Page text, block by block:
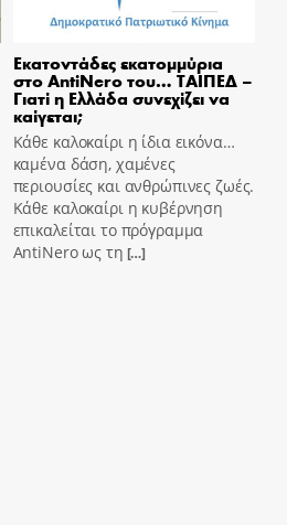
Εκατοντάδες εκατομμύρια
στο AntiNero του… ΤΑΙΠΕΔ –
Γιατί η Ελλάδα συνεχίζει να
καίγεται;
Κάθε καλοκαίρι η ίδια εικόνα…
καμένα δάση, χαμένες
περιουσίες και ανθρώπινες ζωές.
Κάθε καλοκαίρι η κυβέρνηση
επικαλείται το πρόγραμμα
AntiNero ως τη […]